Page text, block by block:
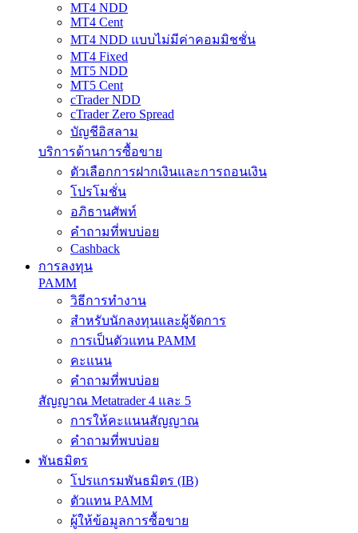
MT4 NDD
MT4 Cent
MT4 NDD แบบไม่มีค่าคอมมิชชั่น
MT4 Fixed
MT5 NDD
MT5 Cent
cTrader NDD
cTrader Zero Spread
บัญชีอิสลาม
บริการด้านการซื้อขาย
ตัวเลือกการฝากเงินและการถอนเงิน
โปรโมชั่น
อภิธานศัพท์
คำถามที่พบบ่อย
Cashback
การลงทุน
PAMM
วิธีการทำงาน
สำหรับนักลงทุนและผู้จัดการ
การเป็นตัวแทน PAMM
คะแนน
คำถามที่พบบ่อย
สัญญาณ Metatrader 4 และ 5
การให้คะแนนสัญญาณ
คำถามที่พบบ่อย
พันธมิตร
โปรแกรมพันธมิตร (IB)
ตัวแทน PAMM
ผู้ให้ข้อมูลการซื้อขาย